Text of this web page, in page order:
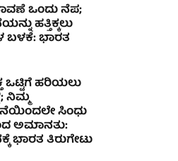
ಒಂದು ನೆಪ;
ಹತ್ತಿಕ್ಕಲು
ಬಳಕೆ: ಭಾರತ
ಒಟ್ಟಿಗೆ ಹರಿಯಲು
ನಿಮ್ಮ
ಸಿಂಧು
ಅಮಾನತು:
ಭಾರತ ತಿರುಗೇಟು